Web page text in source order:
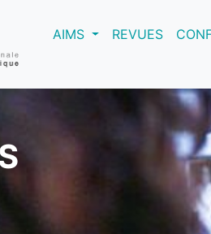
AIMS(current)REVUES